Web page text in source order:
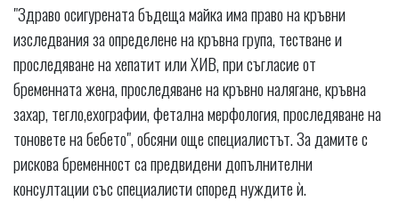
"Здраво осигурената бъдеща майка има право на кръвни
изследвания за определене на кръвна група, тестване и
проследяване на хепатит или ХИВ, при съгласие от
бременната жена, проследяване на кръвно налягане, кръвна
захар, тегло,ехографии, фетална мерфология, проследяване на
тоновете на бебето", обсяни още специалистът. За дамите с
рискова бременност са предвидени допълнителни
консултации със специалисти според нуждите ѝ.